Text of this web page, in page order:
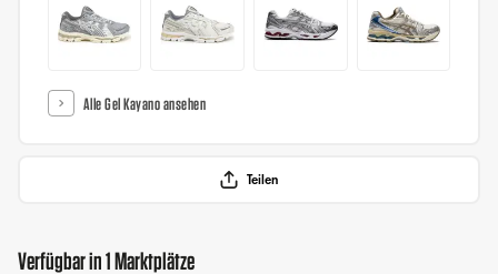
Alle Gel Kayano ansehen
Teilen
Verfügbar in 1 Marktplätze